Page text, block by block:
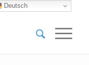
Deutsch